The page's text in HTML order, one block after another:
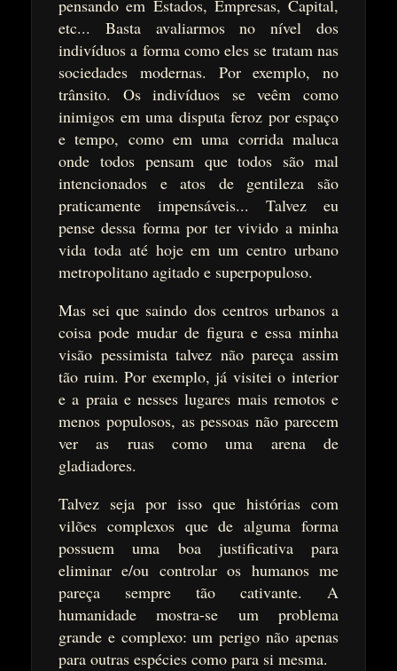
pensando em Estados, Empresas, Capital,
etc... Basta avaliarmos no nível dos
indivíduos a forma como eles se tratam nas
sociedades modernas. Por exemplo, no
trânsito. Os indivíduos se veêm como
inimigos em uma disputa feroz por espaço
e tempo, como em uma corrida maluca
onde todos pensam que todos são mal
intencionados e atos de gentileza são
praticamente impensáveis... Talvez eu
pense dessa forma por ter vivido a minha
vida toda até hoje em um centro urbano
metropolitano agitado e superpopuloso.
Mas sei que saindo dos centros urbanos a
coisa pode mudar de figura e essa minha
visão pessimista talvez não pareça assim
tão ruim. Por exemplo, já visitei o interior
e a praia e nesses lugares mais remotos e
menos populosos, as pessoas não parecem
ver as ruas como uma arena de
gladiadores.
Talvez seja por isso que histórias com
vilões complexos que de alguma forma
possuem uma boa justificativa para
eliminar e/ou controlar os humanos me
pareça sempre tão cativante. A
humanidade mostra-se um problema
grande e complexo: um perigo não apenas
para outras espécies como para si mesma.